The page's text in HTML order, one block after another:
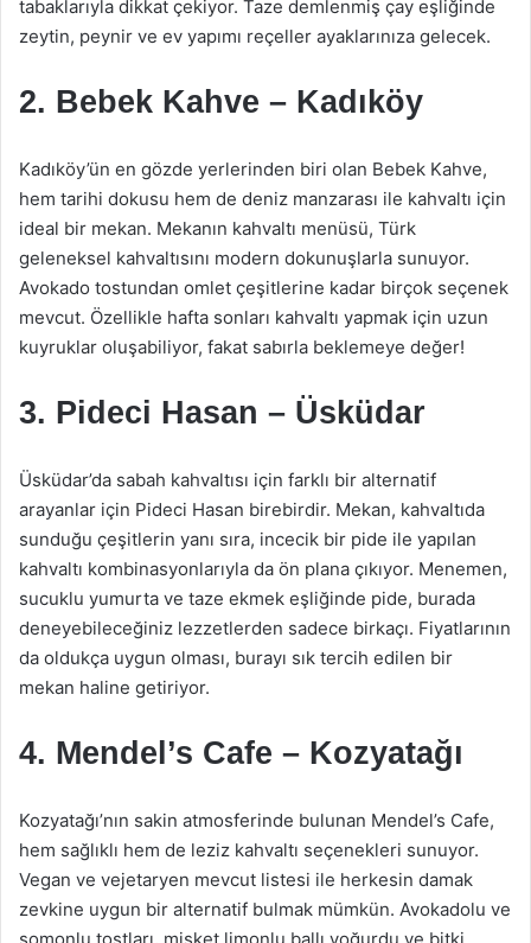
tabaklarıyla dikkat çekiyor. Taze demlenmiş çay eşliğinde
zeytin, peynir ve ev yapımı reçeller ayaklarınıza gelecek.
2. Bebek Kahve – Kadıköy
Kadıköy’ün en gözde yerlerinden biri olan Bebek Kahve,
hem tarihi dokusu hem de deniz manzarası ile kahvaltı için
ideal bir mekan. Mekanın kahvaltı menüsü, Türk
geleneksel kahvaltısını modern dokunuşlarla sunuyor.
Avokado tostundan omlet çeşitlerine kadar birçok seçenek
mevcut. Özellikle hafta sonları kahvaltı yapmak için uzun
kuyruklar oluşabiliyor, fakat sabırla beklemeye değer!
3. Pideci Hasan – Üsküdar
Üsküdar’da sabah kahvaltısı için farklı bir alternatif
arayanlar için Pideci Hasan birebirdir. Mekan, kahvaltıda
sunduğu çeşitlerin yanı sıra, incecik bir pide ile yapılan
kahvaltı kombinasyonlarıyla da ön plana çıkıyor. Menemen,
sucuklu yumurta ve taze ekmek eşliğinde pide, burada
deneyebileceğiniz lezzetlerden sadece birkaçı. Fiyatlarının
da oldukça uygun olması, burayı sık tercih edilen bir
mekan haline getiriyor.
4. Mendel’s Cafe – Kozyatağı
Kozyatağı’nın sakin atmosferinde bulunan Mendel’s Cafe,
hem sağlıklı hem de leziz kahvaltı seçenekleri sunuyor.
Vegan ve vejetaryen mevcut listesi ile herkesin damak
zevkine uygun bir alternatif bulmak mümkün. Avokadolu ve